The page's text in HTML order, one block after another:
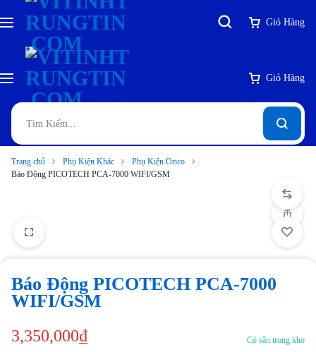
Giỏ Hàng
Giỏ Hàng
Trang chủ Phụ Kiện Khác
Phụ Kiện Orico
Báo Động PICOTECH PCA-7000 WIFI/GSM
Báo Động PICOTECH PCA-7000
WIFI/GSM
3,350,000₫ Có sẵn trong kho